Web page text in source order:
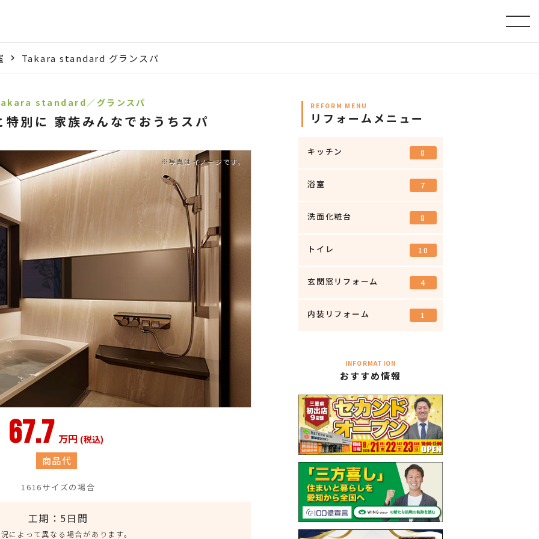
Takara standard グランスパ
standard／グランスパ
特別に 家族みんなでおうちスパ
67.7 万円 (税込)
商品代
1616サイズの場合
工期：5日間
によって異なる場合があります。
REFORM MENU
リフォームメニュー
キッチン 8
浴室 7
洗面化粧台 8
トイレ 10
玄関窓リフォーム 4
内装リフォーム 1
INFORMATION
おすすめ情報